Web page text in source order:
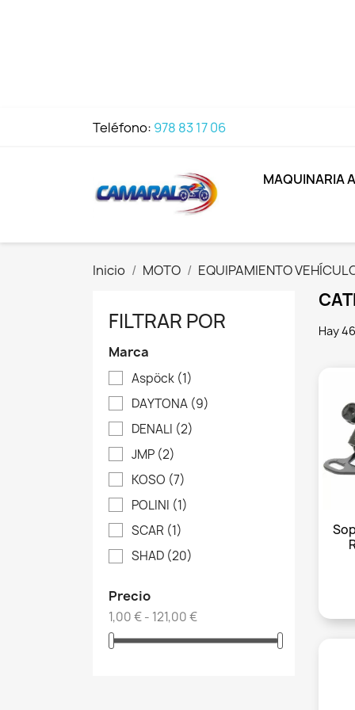
Teléfono: 978 83 17 06
MAQUINARIA
Inicio MOTO EQUIPAMIENTO
FILTRAR POR
Marca
Aspöck (1)
DAYTONA (9)
DENALI (2)
JMP (2)
KOSO (7)
POLINI (1)
SCAR (1)
SHAD (20)
Precio
1,00 € - 121,00 €
Hay